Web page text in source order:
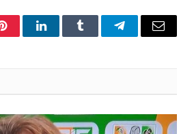
PinterestLinkedInTumblr TelegramEmail